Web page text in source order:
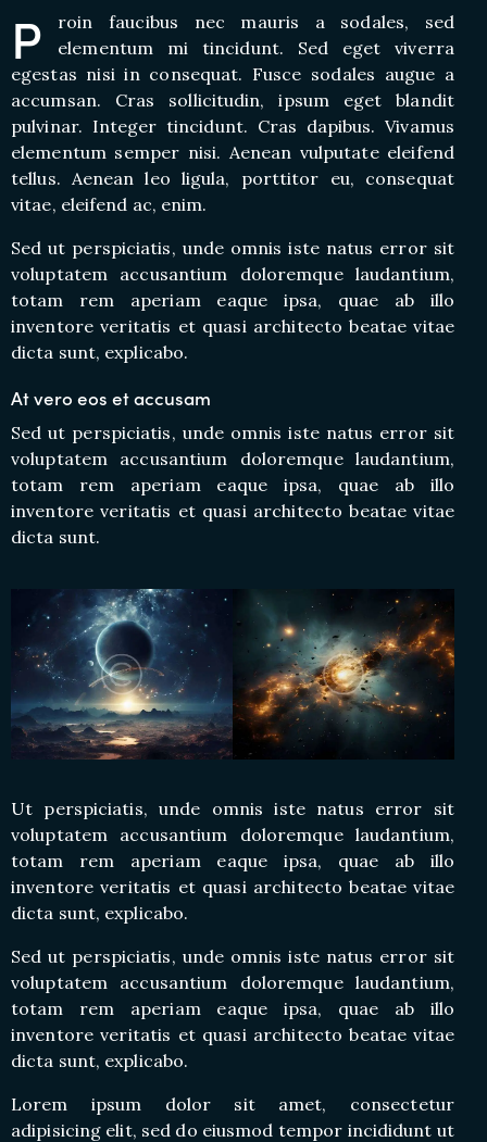
P
roin faucibus nec mauris a sodales, sed
elementum mi tincidunt. Sed eget viverra
egestas nisi in consequat. Fusce sodales augue a
accumsan. Cras sollicitudin, ipsum eget blandit
pulvinar. Integer tincidunt. Cras dapibus. Vivamus
elementum semper nisi. Aenean vulputate eleifend
tellus. Aenean leo ligula, porttitor eu, consequat
vitae, eleifend ac, enim.
Sed ut perspiciatis, unde omnis iste natus error sit
voluptatem accusantium doloremque laudantium,
totam rem aperiam eaque ipsa, quae ab illo
inventore veritatis et quasi architecto beatae vitae
dicta sunt, explicabo.
At vero eos et accusam
Sed ut perspiciatis, unde omnis iste natus error sit
voluptatem accusantium doloremque laudantium,
totam rem aperiam eaque ipsa, quae ab illo
inventore veritatis et quasi architecto beatae vitae
dicta sunt.
Ut perspiciatis, unde omnis iste natus error sit
voluptatem accusantium doloremque laudantium,
totam rem aperiam eaque ipsa, quae ab illo
inventore veritatis et quasi architecto beatae vitae
dicta sunt, explicabo.
Sed ut perspiciatis, unde omnis iste natus error sit
voluptatem accusantium doloremque laudantium,
totam rem aperiam eaque ipsa, quae ab illo
inventore veritatis et quasi architecto beatae vitae
dicta sunt, explicabo.
Lorem ipsum dolor sit amet, consectetur
adipisicing elit, sed do eiusmod tempor incididunt ut